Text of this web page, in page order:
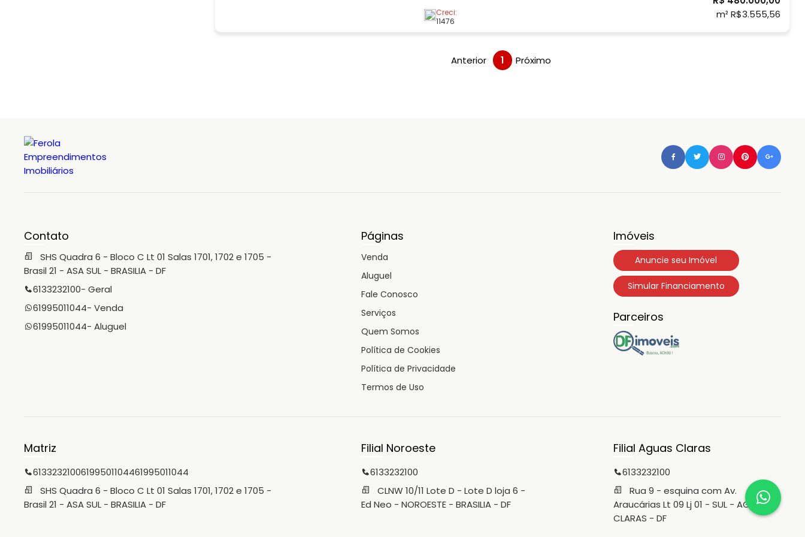
serviço. Ótima
Creci:
11476
m² R$3.555,56
Anterior 1 Próximo
Contato
SHS Quadra 6 - Bloco C Lt 01 Salas 1701, 1702 e 1705 -
Brasil 21 - ASA SUL - BRASILIA - DF
6133232100- Geral
61995011044- Venda
61995011044- Aluguel
Páginas
Venda
Aluguel
Fale Conosco
Serviços
Quem Somos
Política de Cookies
Política de Privacidade
Termos de Uso
Imóveis
Anuncie seu Imóvel
Simular Financiamento
Parceiros
Matriz
61332321006199501104461995011044
SHS Quadra 6 - Bloco C Lt 01 Salas 1701, 1702 e 1705 -
Brasil 21 - ASA SUL - BRASILIA - DF
Filial Noroeste
6133232100
CLNW 10/11 Lote D - Lote D loja 6 -
Ed Neo - NOROESTE - BRASILIA - DF
Filial Aguas Claras
6133232100
Rua 9 - esquina com Av.
Araucárias Lt 09 Lj 01 - SUL - AGUAS
CLARAS - DF